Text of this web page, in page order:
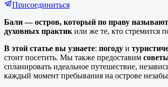
Присоединиться
Бали — остров, который по праву
духовных практик или же те, кто стремится
В этой статье вы узнаете: погоду и
стоит посетить. Мы также предоставим
спланировать идеальное путешествие,
каждый момент пребывания на острове